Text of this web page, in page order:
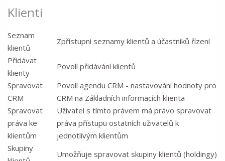
Klienti
Seznam
klientů
Zpřístupní seznamy klientů a účastníků řízení
Přidávat
klienty
Povolí přidávání klientů
Spravovat
CRM
Povolí agendu CRM - nastavování hodnoty pro
CRM na Základních informacích klienta
Spravovat
práva ke
klientům
Uživatel s tímto právem má právo spravovat
práva přístupu ostatních uživatelů k
jednotlivým klientům
Skupiny
Umožňuje spravovat skupiny klientů (holdingy)